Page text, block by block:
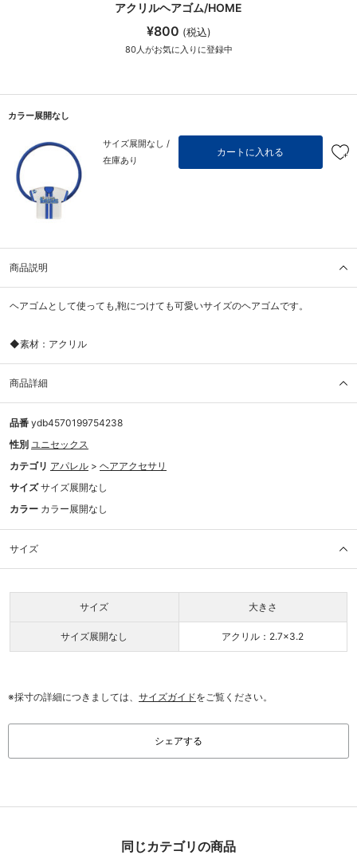
アクリルヘアゴム/HOME
¥800 (税込)
80人がお気に入りに登録中
カラー展開なし
サイズ展開なし /
在庫あり
カートに入れる
商品説明
ヘアゴムとして使っても,鞄につけても可愛いサイズのヘアゴムです。
◆素材：アクリル
商品詳細
品番 ydb4570199754238
性別 ユニセックス
カテゴリ アパレル > ヘアアクセサリ
サイズ サイズ展開なし
カラー カラー展開なし
サイズ
サイズ 大きさ
サイズ展開なし アクリル：2.7×3.2
※採寸の詳細につきましては、 サイズガイドをご覧ください。
シェアする
同じカテゴリの商品